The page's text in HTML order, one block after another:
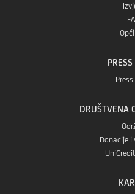
DRUŠTVENA
Donacije i